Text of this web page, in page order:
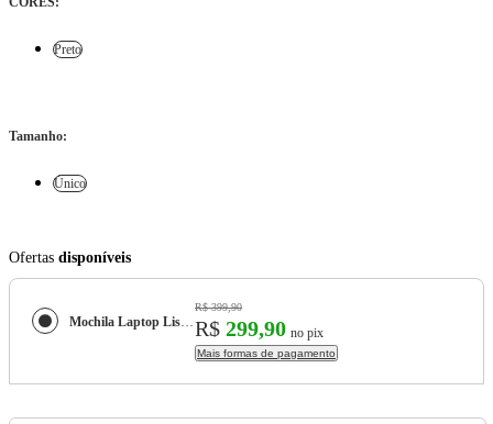
Preto
Tamanho:
Único
Ofertas disponíveis
Mochila Laptop Listrada
R$ 399,90
R$ 299,90 no pix
Mais formas de pagamento